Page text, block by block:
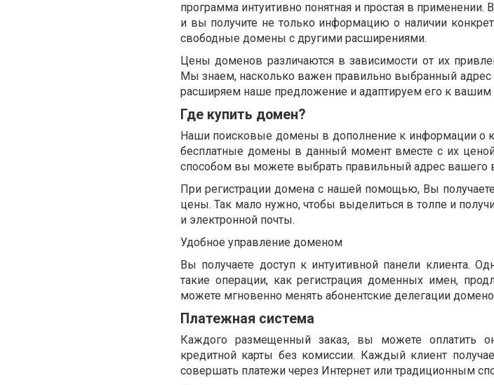
программа интуитивно понятная и простая в применении.
и вы получите не только информацию о наличии
свободные домены с другими расширениями.
Цены доменов различаются в зависимости от их
Мы знаем, насколько важен правильно выбранный адрес
расширяем наше предложение и адаптируем его к
Где купить домен?
Наши поисковые домены в дополнение к информации о
бесплатные домены в данный момент вместе с их
способом вы можете выбрать правильный адрес вашего
При регистрации домена с нашей помощью, Вы
цены. Так мало нужно, чтобы выделиться в толпе и
и электронной почты.
Удобное управление доменом
Вы получаете доступ к интуитивной панели клиента.
такие операции, как регистрация доменных имен,
можете мгновенно менять абонентские делегации
Платежная система
Каждого размещенный заказ, вы можете оплатить
кредитной карты без комиссии. Каждый клиент
совершать платежи через Интернет или традиционным